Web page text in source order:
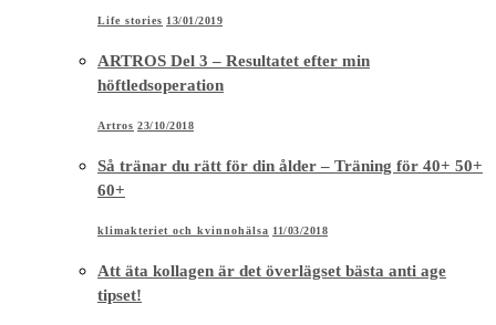
Life stories 13/01/2019
ARTROS Del 3 – Resultatet efter min
höftledsoperation
Artros 23/10/2018
Så tränar du rätt för din ålder – Träning för 40+ 50+
60+
klimakteriet och kvinnohälsa 11/03/2018
Att äta kollagen är det överlägset bästa anti age
tipset!